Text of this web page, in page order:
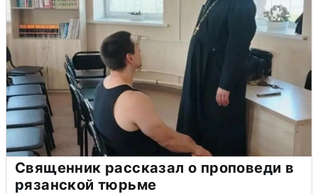
Священник рассказал о проповеди в
рязанской тюрьме